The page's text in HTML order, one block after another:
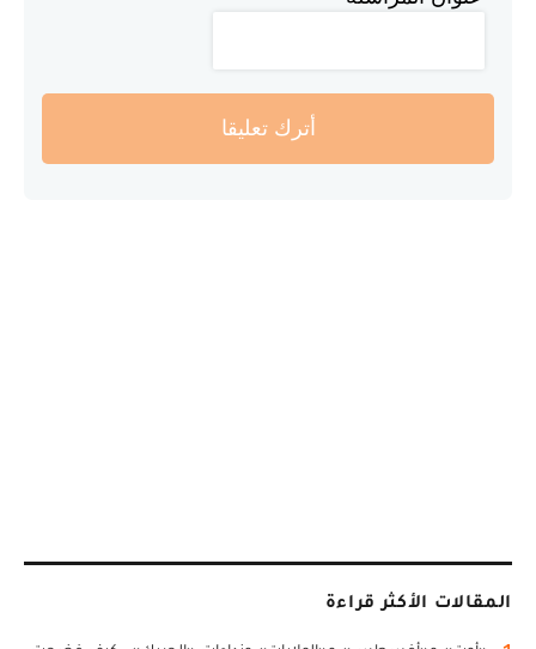
أترك تعليقا
المقالات الأكثر قراءة